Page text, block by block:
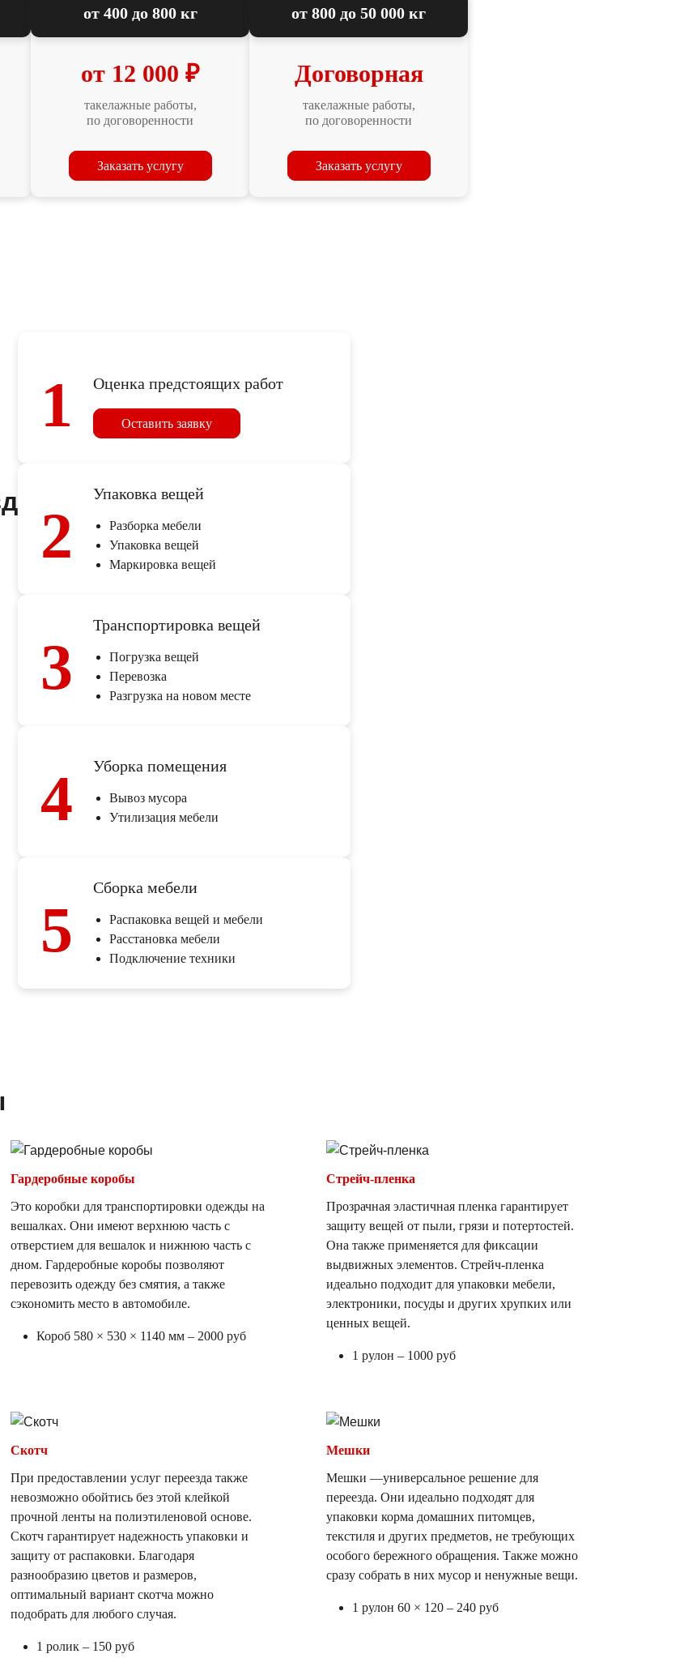
от 400 до 800 кг
от 12 000 ₽
такелажные работы,
по договоренности
Заказать услугу
от 800 до 50 000 кг
Договорная
такелажные работы,
по договоренности
Заказать услугу
1 Оценка предстоящих работ
Оставить заявку
2
Упаковка вещей
Разборка мебели
Упаковка вещей
Маркировка вещей
3
Транспортировка вещей
Погрузка вещей
Перевозка
Разгрузка на новом месте
4 Уборка помещения
Вывоз мусора
Утилизация мебели
5
Сборка мебели
Распаковка вещей и мебели
Расстановка мебели
Подключение техники
Гардеробные коробы
Это коробки для транспортировки одежды на
вешалках. Они имеют верхнюю часть с
отверстием для вешалок и нижнюю часть с
дном. Гардеробные коробы позволяют
перевозить одежду без смятия, а также
сэкономить место в автомобиле.
Короб 580 × 530 × 1140 мм – 2000 руб
Стрейч-пленка
Прозрачная эластичная пленка гарантирует
защиту вещей от пыли, грязи и потертостей.
Она также применяется для фиксации
выдвижных элементов. Стрейч-пленка
идеально подходит для упаковки мебели,
электроники, посуды и других хрупких или
ценных вещей.
1 рулон – 1000 руб
Скотч
При предоставлении услуг переезда также
невозможно обойтись без этой клейкой
прочной ленты на полиэтиленовой основе.
Скотч гарантирует надежность упаковки и
защиту от распаковки. Благодаря
разнообразию цветов и размеров,
оптимальный вариант скотча можно
подобрать для любого случая.
1 ролик – 150 руб
Мешки
Мешки —универсальное решение для
переезда. Они идеально подходят для
упаковки корма домашних питомцев,
текстиля и других предметов, не требующих
особого бережного обращения. Также можно
сразу собрать в них мусор и ненужные вещи.
1 рулон 60 × 120 – 240 руб